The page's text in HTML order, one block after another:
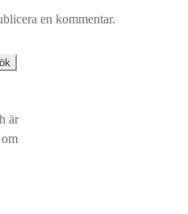
en kommentar.
är